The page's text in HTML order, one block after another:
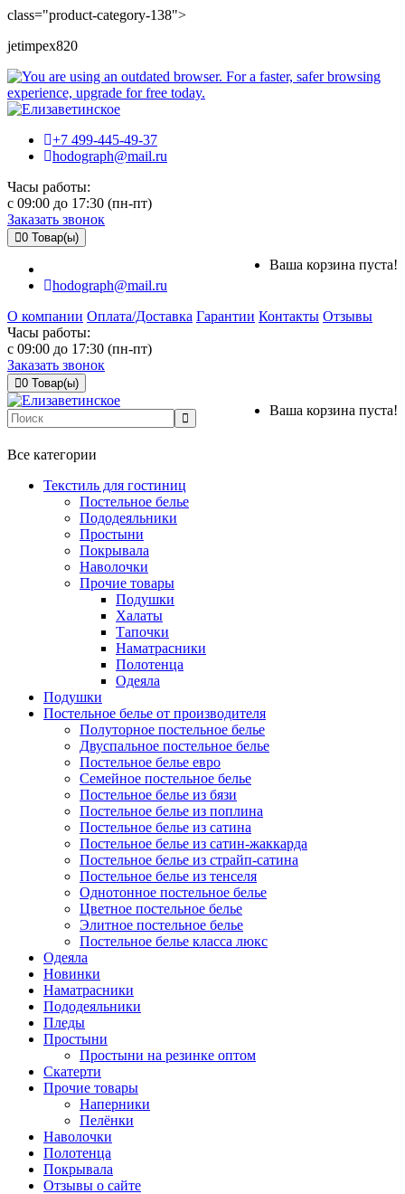
class="product-category-138">
jetimpex820
+7 499-445-49-37
hodograph@mail.ru
Часы работы:
c 09:00 до 17:30 (пн-пт)
Заказать звонок
0 Товар(ы)
Ваша корзина пуста!
hodograph@mail.ru
О компании Оплата/Доставка Гарантии Контакты Отзывы
Часы работы:
c 09:00 до 17:30 (пн-пт)
Заказать звонок
0 Товар(ы)
Ваша корзина пуста!
Все категории
Текстиль для гостиниц
Постельное белье
Пододеяльники
Простыни
Покрывала
Наволочки
Прочие товары
Подушки
Халаты
Тапочки
Наматрасники
Полотенца
Одеяла
Подушки
Постельное белье от производителя
Полуторное постельное белье
Двуспальное постельное белье
Постельное белье евро
Семейное постельное белье
Постельное белье из бязи
Постельное белье из поплина
Постельное белье из сатина
Постельное белье из сатин-жаккарда
Постельное белье из страйп-сатина
Постельное белье из тенселя
Однотонное постельное белье
Цветное постельное белье
Элитное постельное белье
Постельное белье класса люкс
Одеяла
Новинки
Наматрасники
Пододеяльники
Пледы
Простыни
Простыни на резинке оптом
Скатерти
Прочие товары
Наперники
Пелёнки
Наволочки
Полотенца
Покрывала
Отзывы о сайте